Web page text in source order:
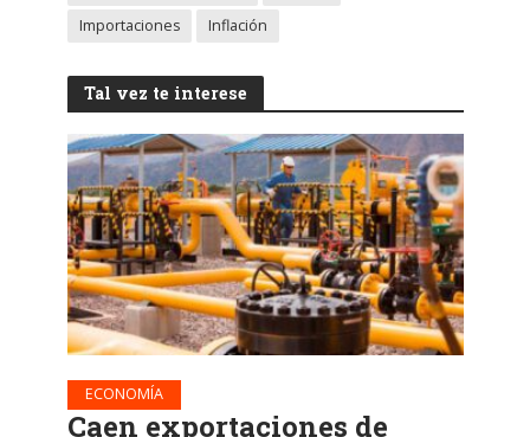
Importaciones
Inflación
Tal vez te interese
ECONOMÍA
Caen exportaciones de